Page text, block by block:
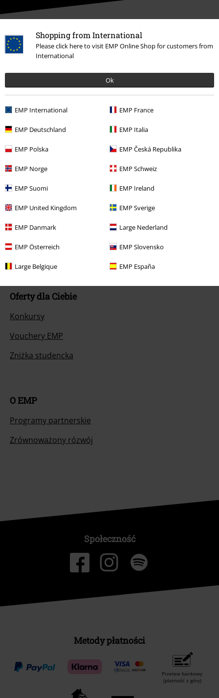
Shopping from International
Please click here to visit EMP Online Shop for customers from
International
Ok
EMP International EMP France
EMP Deutschland EMP Italia
EMP Polska EMP Česká Republika
EMP Norge EMP Schweiz
EMP Suomi EMP Ireland
EMP United Kingdom EMP Sverige
EMP Danmark Large Nederland
EMP Österreich EMP Slovensko
Large Belgique EMP España
Nasze Centrum Obsługi Klienta jest do Twojej
dyspozycji
Rozpocznij rozmowę
Obsługa Klienta
FAQ
Polityka Zwrotów
Zwróć artykuł
Ogólne informacje o rozmiarach
Opuść Backstage Club
Metody płatności
Oferty dla Ciebie
Konkursy
Vouchery EMP
Zniżka studencka
O EMP
Programy partnerskie
Zrównoważony rózwój
Społeczność
Metody płatności
Przelew bankowy
(płatność z góry)